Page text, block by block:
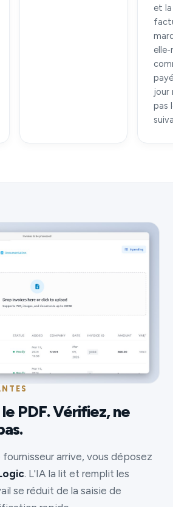
et la
jour
pas
PDF. Vérifiez, ne
arrive, vous déposez
. L'IA la lit et remplit les
se réduit de la saisie de